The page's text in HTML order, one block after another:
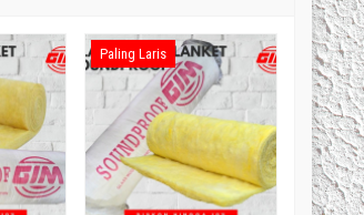
Paling Laris